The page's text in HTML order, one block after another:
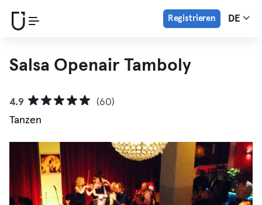
Registrieren DE
Salsa Openair Tamboly
4.9
(60)
Tanzen